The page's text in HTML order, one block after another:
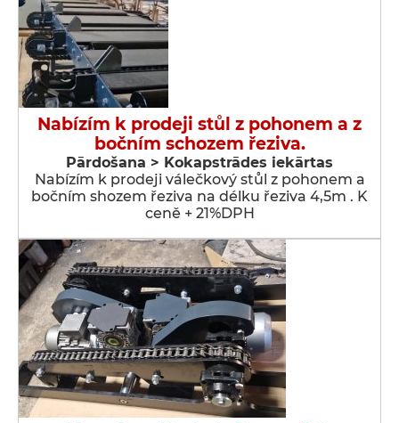
Nabízím k prodeji stůl z pohonem a z
bočním schozem řeziva.
Pārdošana > Kokapstrādes iekārtas
Nabízím k prodeji válečkový stůl z pohonem a
bočním shozem řeziva na délku řeziva 4,5m . K
ceně + 21%DPH